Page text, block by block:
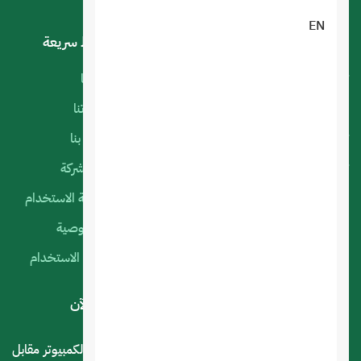
EN
روابط سريعة
أعمالنا
منتجاتنا
اتصل بنا
عن الشركة
سياسة الاستخدام
الخصوصية
شروط الاستخدام
لديك استفسار أو اقتراح؟ .. اتصل بنا الآن
المملكة العربية السعودية - الرياض - حي العليا سوق الكمبيوتر مقابل